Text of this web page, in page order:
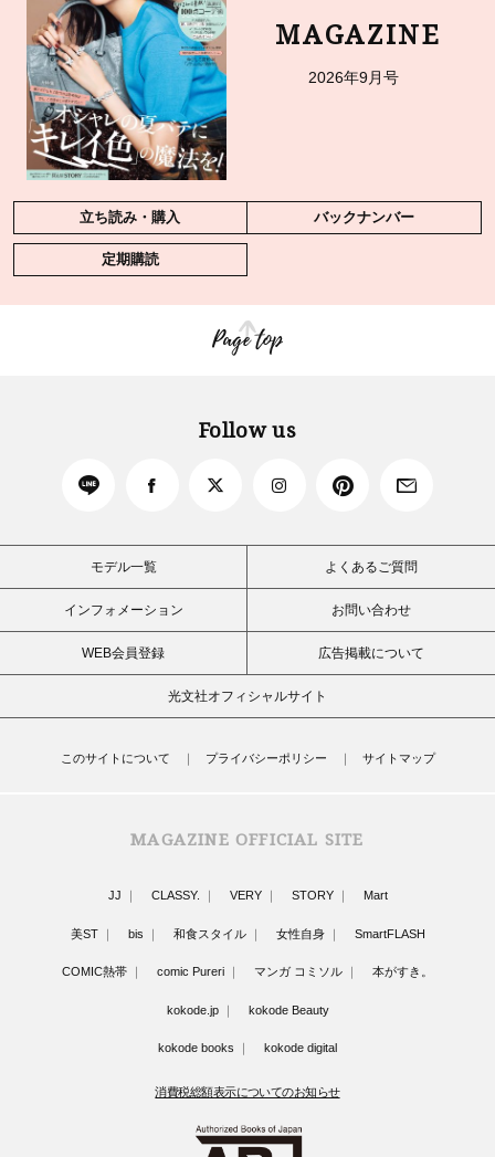
MAGAZINE
2026年9月号
立ち読み・購入 バックナンバー
定期購読
Page top
Follow us
モデル一覧 よくあるご質問
インフォメーション お問い合わせ
WEB会員登録 広告掲載について
光文社オフィシャルサイト
このサイトについて プライバシーポリシー サイトマップ
MAGAZINE OFFICIAL SITE
JJ CLASSY. VERY STORY Mart
美ST bis 和食スタイル 女性自身 SmartFLASH
COMIC熱帯 comic Pureri マンガ コミソル 本がすき。
kokode.jp kokode Beauty
kokode books kokode digital
消費税総額表示についてのお知らせ